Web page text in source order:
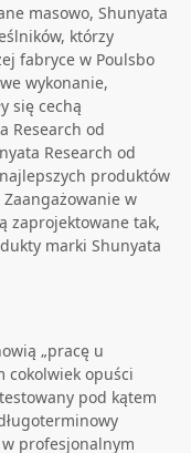
masowo, Shunyata
którzy
fabryce w Poulsbo
wykonanie,
się cechą
Research od
Research od
produktów
w
zaprojektowane tak,
marki Shunyata
„pracę u
cokolwiek opuści
pod kątem
profesjonalnym